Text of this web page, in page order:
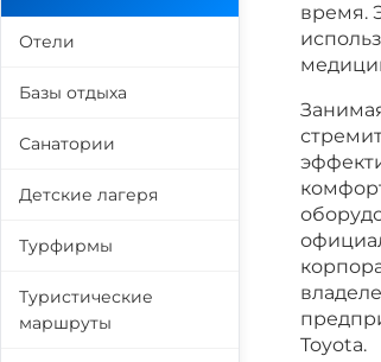
время.
Toyota.
Отели
Базы отдыха
Санатории
Детские лагеря
Турфирмы
Туристические
маршруты